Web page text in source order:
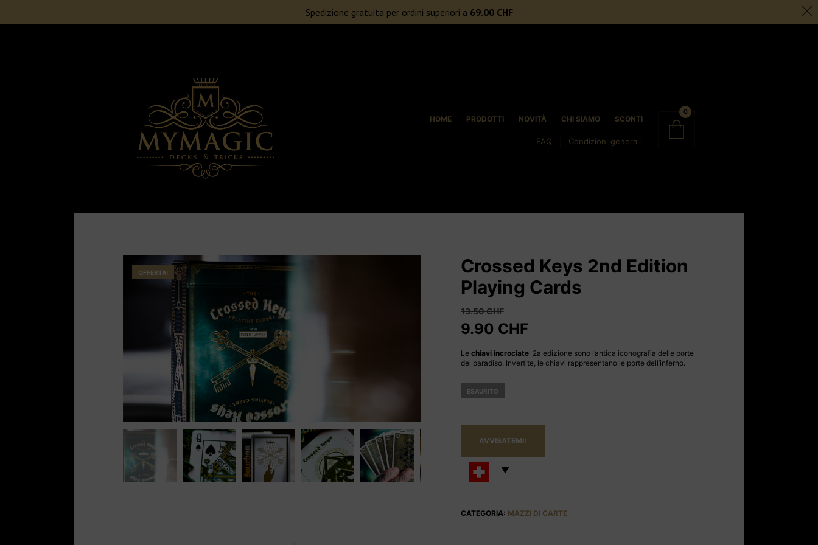
SPEDIZIONE GRATUITA PER ORDINI SUPERIORI A 69€
HOME PRODOTTI NOVITÀ CHI SIAMO SCONTI
FAQ Condizioni generali
0
OFFERTA!
Crossed Keys 2nd Edition
Playing Cards
13.50CHF
Il
originale
era:
13.50 CHF.
9.90 CHFIl
attuale
è:
Le chiavi incrociate2a edizione sono l’antica iconografia delle porte
del paradiso. Invertite, le chiavi rappresentano le porte dell’inferno.
ESAURITO
AVVISATEMI!
CATEGORIA: MAZZI DI CARTE
Spedizione gratuita per ordini superiori a 69.00 CHF